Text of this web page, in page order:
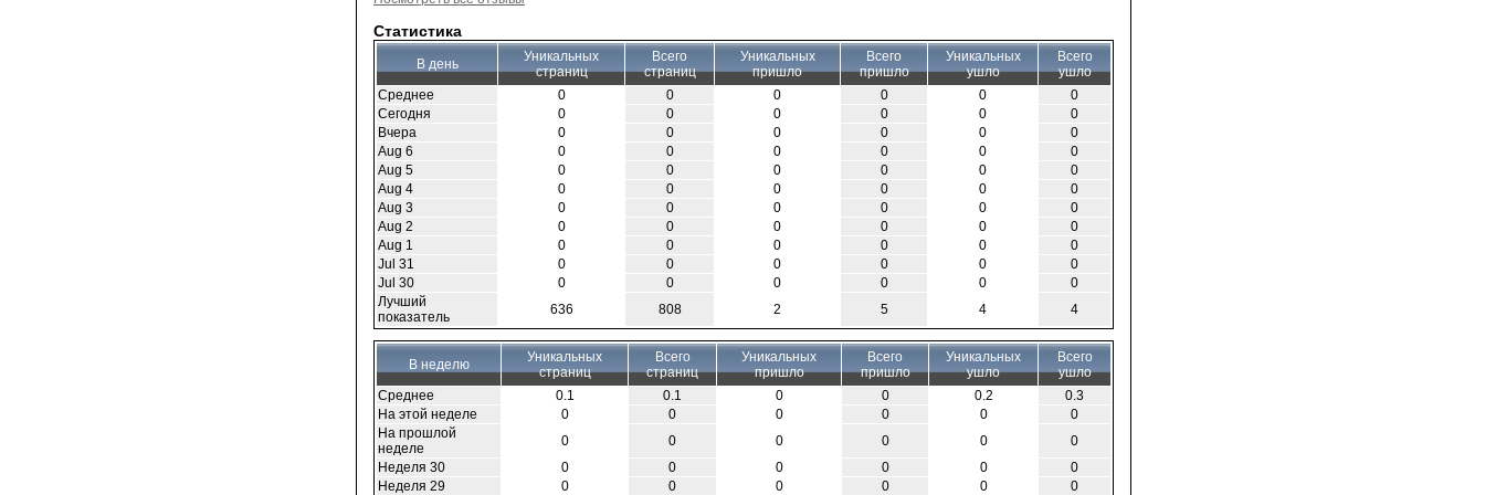
Статистика
В день
Уникальных
страниц
Всего
страниц
Уникальных
пришло
Всего
пришло
Уникальных
ушло
Всего
ушло
Среднее
0 0 0 0 0
0
Сегодня
0 0 0 0 0
0
Вчера
0 0 0 0 0
0
Aug 6
0 0 0 0 0
0
Aug 5
0 0 0 0 0
0
Aug 4
0 0 0 0 0
0
Aug 3
0 0 0 0 0
0
Aug 2
0 0 0 0 0
0
Aug 1
0 0 0 0 0
0
Jul 31
0 0 0 0 0
0
Jul 30
0 0 0 0 0
0
Лучший
показатель
636 808 2 5 4 4
В неделю
Уникальных
страниц
Всего
страниц
Уникальных
пришло
Всего
пришло
Уникальных
ушло
Всего
ушло
Среднее
0.1 0.1 0 0 0.2
0.3
На этой неделе
0 0 0 0 0
0
На прошлой
неделе
0 0 0 0 0
0
Неделя 30
0 0 0 0 0
0
Неделя 29
0 0 0 0 0
0